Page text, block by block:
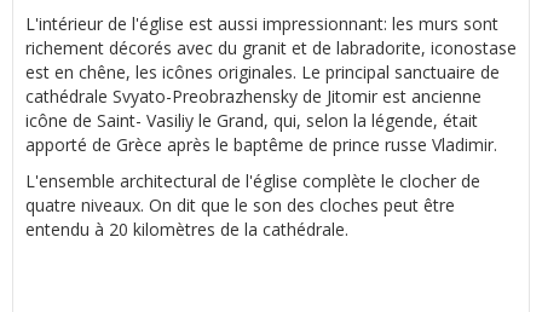
L'intérieur de l'église est aussi impressionnant: les murs sont
richement décorés avec du granit et de labradorite, iconostase
est en chêne, les icônes originales. Le principal sanctuaire de
cathédrale Svyato-Preobrazhensky de Jitomir est ancienne
icône de Saint- Vasiliy le Grand, qui, selon la légende, était
apporté de Grèce après le baptême de prince russe Vladimir.
L'ensemble architectural de l'église complète le clocher de
quatre niveaux. On dit que le son des cloches peut être
entendu à 20 kilomètres de la cathédrale.